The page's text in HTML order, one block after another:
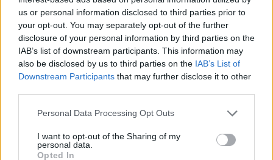
us or personal information disclosed to third parties prior to
your opt-out. You may separately opt-out of the further
disclosure of your personal information by third parties on the
IAB’s list of downstream participants. This information may
also be disclosed by us to third parties on the IAB’s List of
Downstream Participants that may further disclose it to other
Please note that this website/app uses one or more Google
not limited to your visit or usage behaviour. You may click to
grant or deny consent to Google and its third-party tags to
Personal Data Processing Opt Outs
I want to opt-out of the Sharing of my
personal data.
Opted In
Condividi l'articolo
F
a
ce
b
o
T
w
it
te
Pi
n
te
re
W
h
at
s
p
S
h
a
re
NOTIZIE RECENTI